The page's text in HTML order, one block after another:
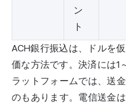
ン
ト
ACH銀行振込は、ドルを
価な方法です。決済には1
ラットフォームでは、送
のもあります。電信送金